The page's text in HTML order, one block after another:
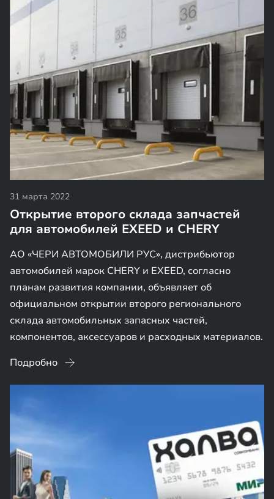
31 марта 2022
Открытие второго склада запчастей
для автомобилей EXEED и CHERY
АО «ЧЕРИ АВТОМОБИЛИ РУС», дистрибьютор
автомобилей марок CHERY и EXEED, согласно
планам развития компании, объявляет об
официальном открытии второго регионального
склада автомобильных запасных частей,
компонентов, аксессуаров и расходных материалов.
Подробно